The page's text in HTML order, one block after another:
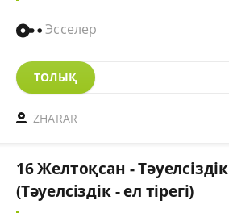
Эсселер
ТОЛЫҚ
ZHARAR
16 Желтоқсан -
(Тәуелсіздік - ел тірегі)